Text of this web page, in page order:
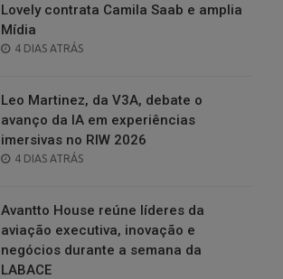
Lovely contrata Camila Saab e amplia
Mídia
POSTED
4 DIAS ATRÁS
Leo Martinez, da V3A, debate o
avanço da IA em experiências
imersivas no RIW 2026
POSTED
4 DIAS ATRÁS
Avantto House reúne líderes da
aviação executiva, inovação e
negócios durante a semana da
LABACE